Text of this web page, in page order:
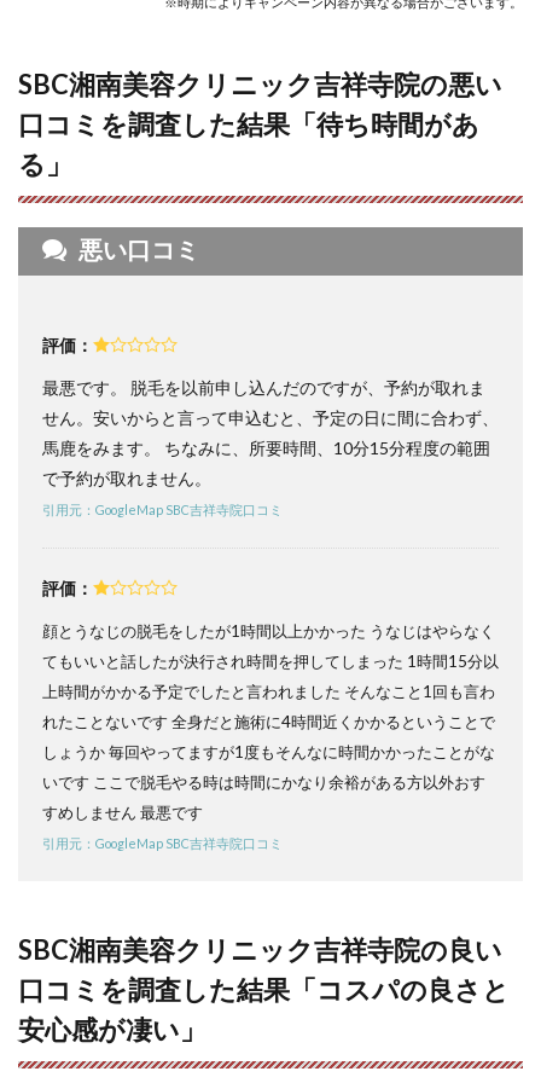
ク吉
祥寺
院の
口コ
ミま
め】
圧倒
的コ
スパ
気に
卒業
る
SBC
湘南
クリ
ニッ
ク吉
祥寺
院と
武蔵
野市
の医
療脱
リニ
ック
を比
湘南
美容
クリ
ニッ
ク吉
院の
SBC湘南美容クリニック吉祥寺院の悪い
口コミを調査した結果「待ち時間があ
る」
悪い口コミ
評価：
最悪です。 脱毛を以前申し込んだのですが、予約が取れま
せん。安いからと言って申込むと、予定の日に間に合わず、
馬鹿をみます。 ちなみに、所要時間、10分15分程度の範囲
で予約が取れません。
引用元：GoogleMap SBC吉祥寺院口コミ
評価：
顔とうなじの脱毛をしたが1時間以上かかった うなじはやらなく
てもいいと話したが決行され時間を押してしまった 1時間15分以
上時間がかかる予定でしたと言われました そんなこと1回も言わ
れたことないです 全身だと施術に4時間近くかかるということで
しょうか 毎回やってますが1度もそんなに時間かかったことがな
いです ここで脱毛やる時は時間にかなり余裕がある方以外おす
すめしません 最悪です
引用元：GoogleMap SBC吉祥寺院口コミ
SBC湘南美容クリニック吉祥寺院の良い
口コミを調査した結果「コスパの良さと
安心感が凄い」